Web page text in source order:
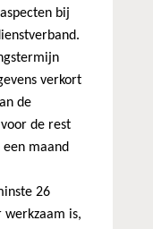
bij
verkort
de
de rest
maand
26
werkzaam is,